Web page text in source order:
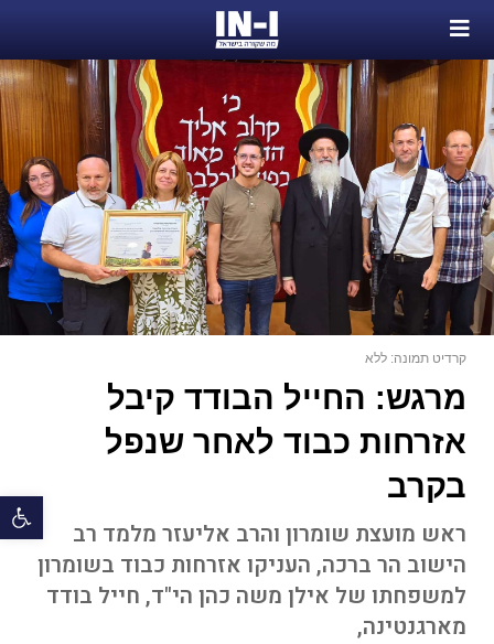
קרדיט תמונה: ללא
מרגש: החייל הבודד קיבל
אזרחות כבוד לאחר שנפל
בקרב
ראש מועצת שומרון והרב אליעזר מלמד רב
הישוב הר ברכה, העניקו אזרחות כבוד בשומרון
למשפחתו של אילן משה כהן הי"ד, חייל בודד
מארגנטינה,